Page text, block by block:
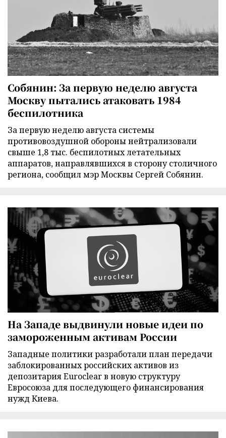
Собянин: За первую неделю августа
Москву пытались атаковать 1984
беспилотника
За первую неделю августа системы
противовоздушной обороны нейтрализовали
свыше 1,8 тыс. беспилотных летательных
аппаратов, направлявшихся в сторону столичного
региона, сообщил мэр Москвы Сергей Собянин.
На Западе выдвинули новые идеи по
замороженным активам России
Западные политики разработали план передачи
заблокированных российских активов из
депозитария Euroclear в новую структуру
Евросоюза для последующего финансирования
нужд Киева.